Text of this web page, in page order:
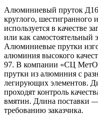
Алюминиевый пруток Д16
круглого, шестигранного
используется в качестве
или как самостоятельный
Алюминиевые прутки
алюминия высокого
97. В компании «СЦ
прутки из алюминия с
легирующих элементов.
проходят контроль
вмятин. Длина поставки
требованию заказчика.